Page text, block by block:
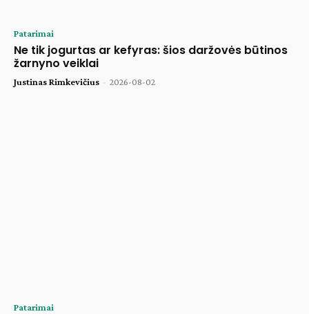
Patarimai
Ne tik jogurtas ar kefyras: šios daržovės būtinos
žarnyno veiklai
Justinas Rimkevičius - 2026-08-02
Patarimai